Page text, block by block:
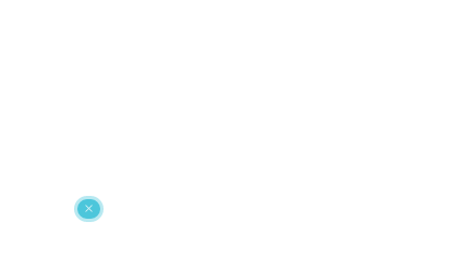
×